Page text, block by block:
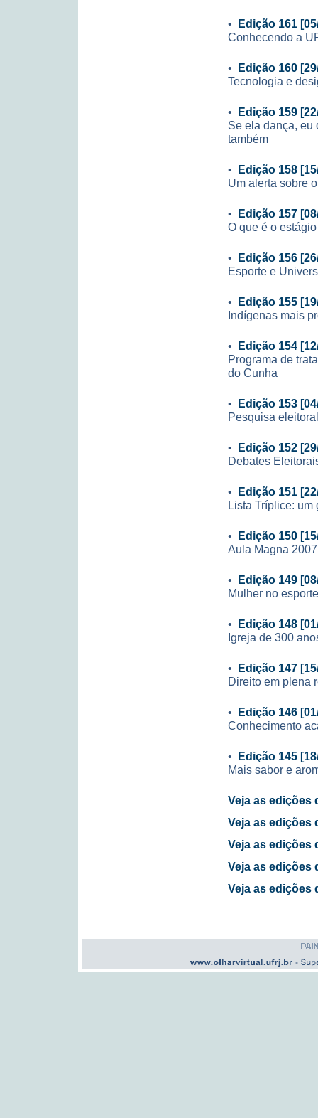
• Edição 161
Conhecendo a
• Edição 160
Tecnologia e
• Edição 159
Se ela dança, eu
também
• Edição 158
Um alerta sobre
• Edição 157
O que é o
• Edição 156
Esporte e
• Edição 155
Indígenas mais
• Edição 154
Programa de
do Cunha
• Edição 153
Pesquisa
• Edição 152
Debates
• Edição 151
Lista Tríplice:
• Edição 150
Aula Magna 2007
• Edição 149
Mulher no
• Edição 148
Igreja de 300
• Edição 147
Direito em plena
• Edição 146
Conhecimento
• Edição 145
Mais sabor e
Veja as edições
Veja as edições
Veja as edições
Veja as edições
Veja as edições